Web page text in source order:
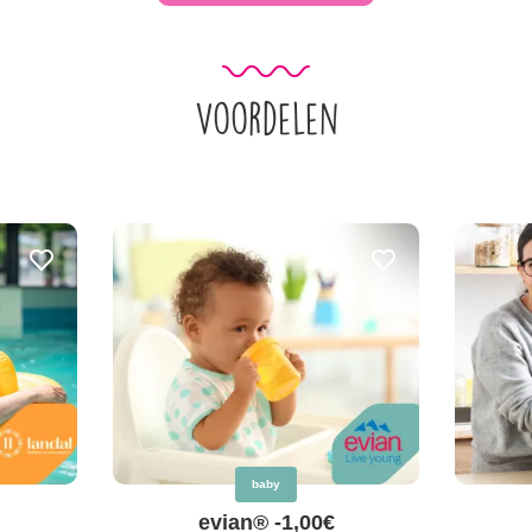
Voordelen
baby
evian® -1,00€